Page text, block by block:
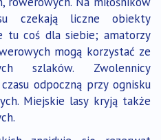
czekają liczne obiekty
tu coś dla siebie; amatorzy
mogą korzystać ze
szlaków. Zwolennicy
odpoczną przy ognisku
Miejskie lasy kryją także